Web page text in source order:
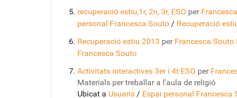
recuperació estiu,1r, 2n, 3r, ESO per
personal Francesca Souto / Recuperació
Recuperació estiu 2013 per Francesca Souto
Francesca Souto
Activitats interactives 3er i 4t ESO per
Materials per treballar a l'aula de religió
Ubicat a Usuaris / Espai personal Francesca